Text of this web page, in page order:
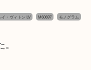
イ・ヴィトン LV M60697 モノグラム